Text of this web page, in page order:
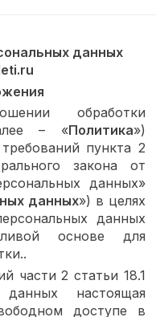
данных
.ru
обработки
– «Политика»)
пункта 2
закона от
данных»
данных») в целях
данных
основе для
части 2 статьи 18.1
настоящая
доступе в